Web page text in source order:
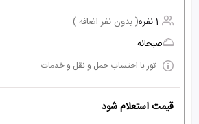
1 نفره
( بدون نفر اضافه )
صبحانه
تور با احتساب حمل و نقل و خدمات
قیمت استعلام شود